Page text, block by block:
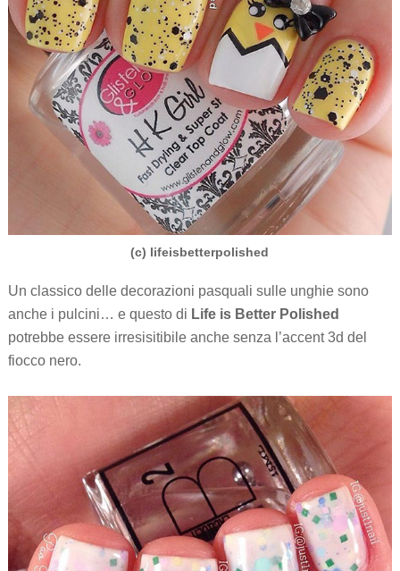
(c) lifeisbetterpolished
Un classico delle decorazioni pasquali sulle unghie sono
anche i pulcini… e questo di Life is Better Polished
potrebbe essere irresisitibile anche senza l’accent 3d del
fiocco nero.